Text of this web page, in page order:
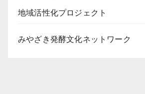
地域活性化プロジェクト
みやざき発酵文化ネットワーク